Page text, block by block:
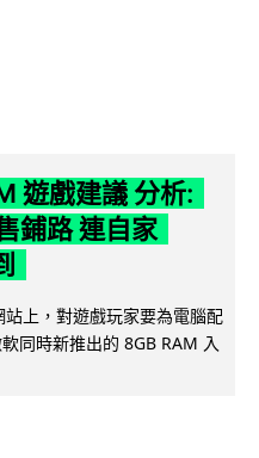
遊戲建議 分析:
鋪路 連自家
上，對遊戲玩家要為電腦配
同時新推出的 8GB RAM 入